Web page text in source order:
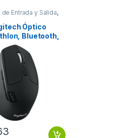
Entrada y Salida,
Óptico
Bluetooth,
Negro